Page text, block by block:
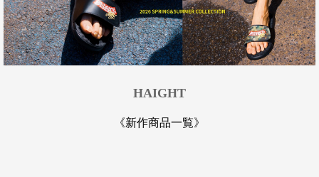
HAIGHT
《新作商品一覧》